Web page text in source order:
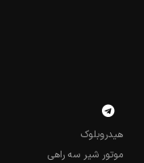
هیدروبلوک
موتور شیر سه راهی